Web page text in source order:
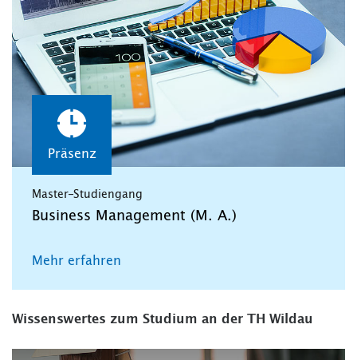
Präsenz
Master-Studiengang
Business Management (M. A.)
Mehr erfahren
Wissenswertes zum Studium an der TH Wildau